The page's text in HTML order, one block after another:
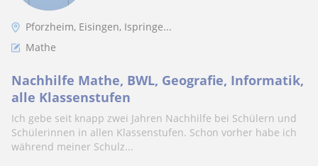
Pforzheim, Eisingen, Ispringe...
Mathe
Nachhilfe Mathe, BWL, Geografie, Informatik,
alle Klassenstufen
Ich gebe seit knapp zwei Jahren Nachhilfe bei Schülern und
Schülerinnen in allen Klassenstufen. Schon vorher habe ich
während meiner Schulz...